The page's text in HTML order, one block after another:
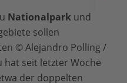
Nationalpark und
sollen
© Alejandro Polling /
hat seit letzter Woche
der doppelten